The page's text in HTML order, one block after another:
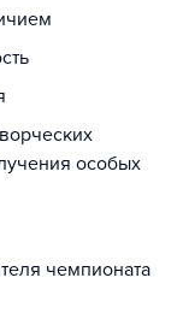
особых
чемпионата